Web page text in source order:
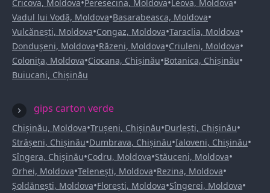
Cricova, Moldova Peresecina, Moldova Leova, Moldova
Vadul lui Vodă, Moldova•Basarabeasca, Moldova•
Vulcănești, Moldova•Congaz, Moldova•Taraclia, Moldova•
Dondușeni, Moldova•Răzeni, Moldova•Criuleni, Moldova•
Colonița, Moldova•Ciocana, Chișinău•Botanica, Chișinău•
Buiucani, Chișinău
gips carton verde
Chișinău, Moldova•Trușeni, Chișinău•Durlești, Chișinău•
Strășeni, Chișinău•Dumbrava, Chișinău•Ialoveni, Chișinău•
Sîngera, Chișinău•Codru, Moldova•Stăuceni, Moldova•
Orhei, Moldova•Telenești, Moldova•Rezina, Moldova•
Șoldănești, Moldova•Florești, Moldova•Sîngerei, Moldova•